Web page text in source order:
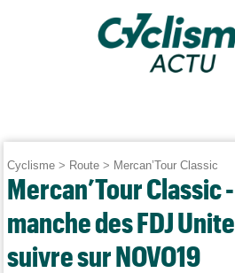
Cyclisme > Route > Mercan’Tour Classic
Mercan’Tour Classic
manche des FDJ
suivre sur NOVO19